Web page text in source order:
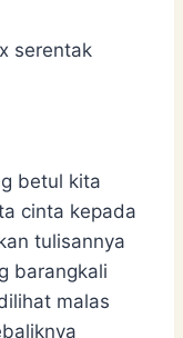
serentak
betul kita
cinta kepada
barangkali
malas